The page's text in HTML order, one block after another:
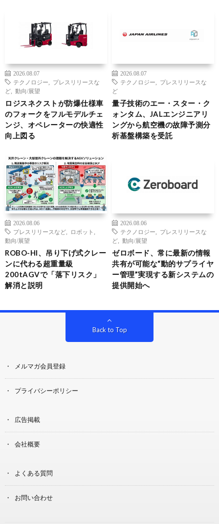
2026.08.07
テクノロジー
プレスリリースな
ど
動向/展望
ロジスネクストが防爆仕様車
のフォークをフルモデルチェ
ンジ、オペレーターの快適性
向上図る
2026.08.07
テクノロジー
プレスリリースな
ど
量子技術のエー・スター・ク
ォンタム、JALエンジニアリ
ングから航空機の故障予測分
析基盤構築を受託
2026.08.06
プレスリリースなど
ロボット
動向/展望
ROBO-HI、吊り下げ式クレー
ンに代わる超重量級
200tAGVで「落下リスク」
解消と説明
2026.08.06
テクノロジー
プレスリリースな
ど
動向/展望
ゼロボード、常に最新の情報
共有が可能な“動的サプライヤ
ー管理”実現する新システムの
提供開始へ
Back to Top
メルマガ会員登録
プライバシーポリシー
広告掲載
会社概要
よくある質問
お問い合わせ